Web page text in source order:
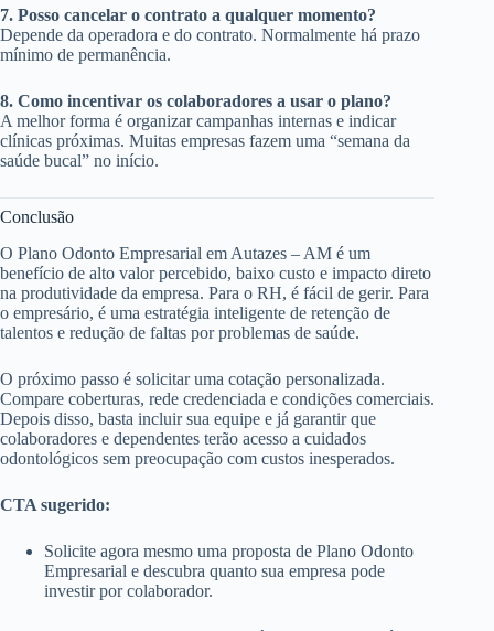
7. Posso cancelar o contrato a qualquer momento?
Depende da operadora e do contrato. Normalmente há prazo
mínimo de permanência.
8. Como incentivar os colaboradores a usar o plano?
A melhor forma é organizar campanhas internas e indicar
clínicas próximas. Muitas empresas fazem uma “semana da
saúde bucal” no início.
Conclusão
O Plano Odonto Empresarial em Autazes – AM é um
benefício de alto valor percebido, baixo custo e impacto direto
na produtividade da empresa. Para o RH, é fácil de gerir. Para
o empresário, é uma estratégia inteligente de retenção de
talentos e redução de faltas por problemas de saúde.
O próximo passo é solicitar uma cotação personalizada.
Compare coberturas, rede credenciada e condições comerciais.
Depois disso, basta incluir sua equipe e já garantir que
colaboradores e dependentes terão acesso a cuidados
odontológicos sem preocupação com custos inesperados.
CTA sugerido:
Solicite agora mesmo uma proposta de Plano Odonto
Empresarial e descubra quanto sua empresa pode
investir por colaborador.